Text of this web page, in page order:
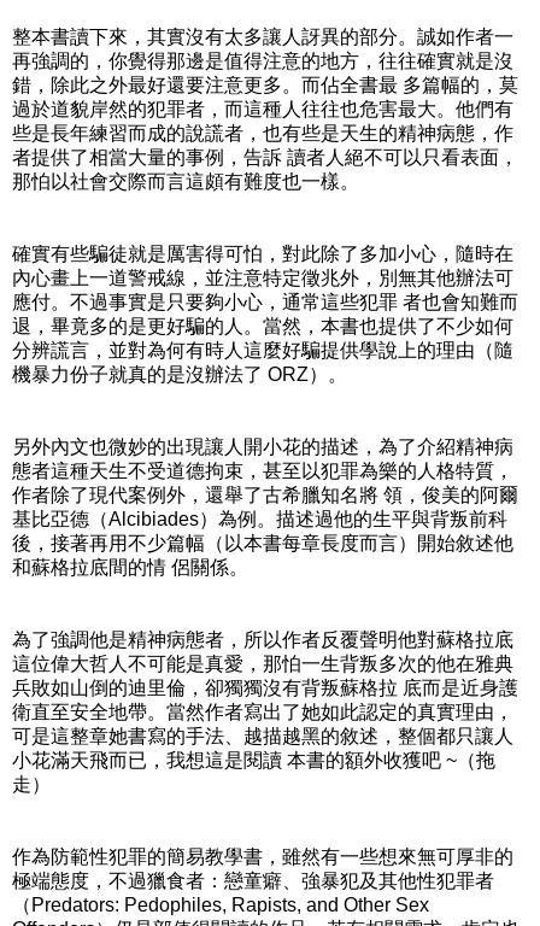
整本書讀下來，其實沒有太多讓人訝異的部分。誠如作者一
再強調的，你覺得那邊是值得注意的地方，往往確實就是沒
錯，除此之外最好還要注意更多。而佔全書最 多篇幅的，莫
過於道貌岸然的犯罪者，而這種人往往也危害最大。他們有
些是長年練習而成的說謊者，也有些是天生的精神病態，作
者提供了相當大量的事例，告訴 讀者人絕不可以只看表面，
那怕以社會交際而言這頗有難度也一樣。
確實有些騙徒就是厲害得可怕，對此除了多加小心，隨時在
內心畫上一道警戒線，並注意特定徵兆外，別無其他辦法可
應付。不過事實是只要夠小心，通常這些犯罪 者也會知難而
退，畢竟多的是更好騙的人。當然，本書也提供了不少如何
分辨謊言，並對為何有時人這麼好騙提供學說上的理由（隨
機暴力份子就真的是沒辦法了 ORZ）。
另外內文也微妙的出現讓人開小花的描述，為了介紹精神病
態者這種天生不受道德拘束，甚至以犯罪為樂的人格特質，
作者除了現代案例外，還舉了古希臘知名將 領，俊美的阿爾
基比亞德（Alcibiades）為例。描述過他的生平與背叛前科
後，接著再用不少篇幅（以本書每章長度而言）開始敘述他
和蘇格拉底間的情 侶關係。
為了強調他是精神病態者，所以作者反覆聲明他對蘇格拉底
這位偉大哲人不可能是真愛，那怕一生背叛多次的他在雅典
兵敗如山倒的迪里倫，卻獨獨沒有背叛蘇格拉 底而是近身護
衛直至安全地帶。當然作者寫出了她如此認定的真實理由，
可是這整章她書寫的手法、越描越黑的敘述，整個都只讓人
小花滿天飛而已，我想這是閱讀 本書的額外收獲吧 ~（拖
走）
作為防範性犯罪的簡易教學書，雖然有一些想來無可厚非的
極端態度，不過獵食者：戀童癖、強暴犯及其他性犯罪者
（Predators: Pedophiles, Rapists, and Other Sex